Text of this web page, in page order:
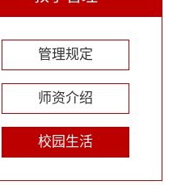
管理规定
师资介绍
校园生活